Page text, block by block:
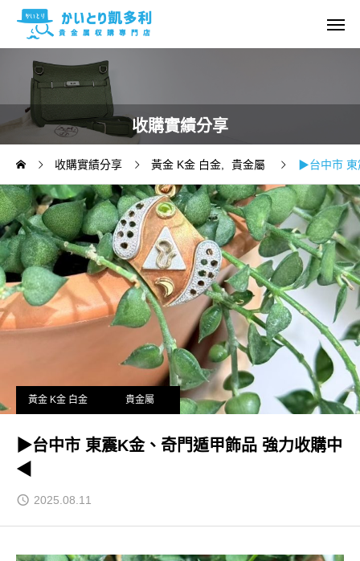
收購實績分享
收購實績分享 黃金 K金 白金 貴金屬 ▶台中市 東
黃金 K金 白金 貴金屬
▶台中市 東震K金、奇門遁甲飾品 強力收購中
◀
2025.08.11